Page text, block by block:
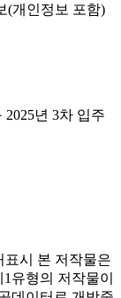
(개인정보 포함)
년 3차 입주
본 저작물은
유형의 저작물이